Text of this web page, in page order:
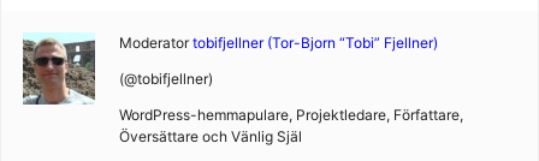
Moderator tobifjellner (Tor-Bjorn “Tobi” Fjellner)
(@tobifjellner)
WordPress-hemmapulare, Projektledare, Författare,
Översättare och Vänlig Själ